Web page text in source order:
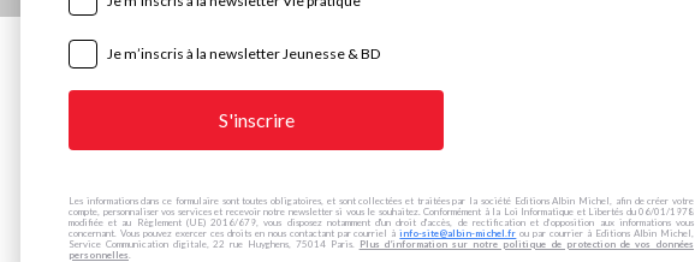
Je m’inscris à la newsletter Jeunesse & BD
Les informations dans ce formulaire sont toutes obligatoires, et sont collectées et traitées par la société Editions Albin Michel, afin de créer votre
compte, personnaliser vos services et recevoir notre newsletter si vous le souhaitez. Conformément à la Loi Informatique et Libertés du 06/01/1978
modifiée et au Règlement (UE) 2016/679, vous disposez notamment d'un droit d'accès, de rectification et d’opposition aux informations vous
concernant. Vous pouvez exercer ces droits en nous contactant par courriel àinfo-site@albin-michel.fr ou par courrier à Editions Albin Michel,
Service Communication digitale, 22 rue Huyghens, 75014 Paris.
Plus d’information sur notre politique de protection de vos données
personnelles